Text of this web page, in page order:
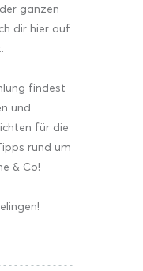
ganzen
dir hier auf
findest
und
für die
rund um
& Co!